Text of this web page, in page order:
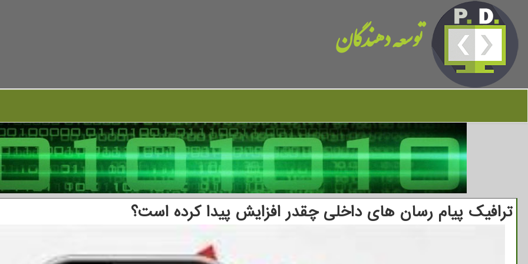
توسعه دهندگان
ترافیک پیام رسان های داخلی چقدر افزایش پیدا کرده است؟